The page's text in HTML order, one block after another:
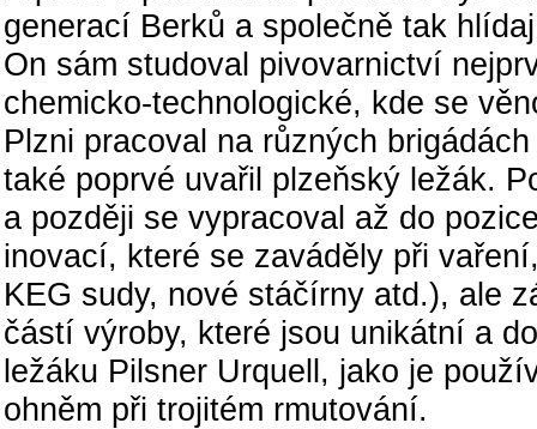
generací Berků a společně tak
On sám studoval pivovarnictví
chemicko-technologické, kde se
Plzni pracoval na různých
také poprvé uvařil plzeňský ležák.
a později se vypracoval až do
inovací, které se zaváděly při
KEG sudy, nové stáčírny atd.), ale
částí výroby, které jsou unikátní a
ležáku Pilsner Urquell, jako je
ohněm při trojitém rmutování.